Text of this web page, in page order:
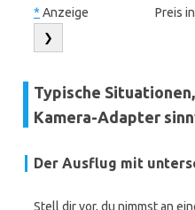
* Anzeige Preis
❯
Typische
Kamera-Adapter
Der Ausflug mit
Stell dir vor, du nimmst an